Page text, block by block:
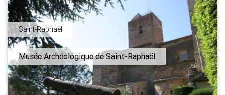
Saint-Raphaël
Musée Archéologique de Saint-Raphaël